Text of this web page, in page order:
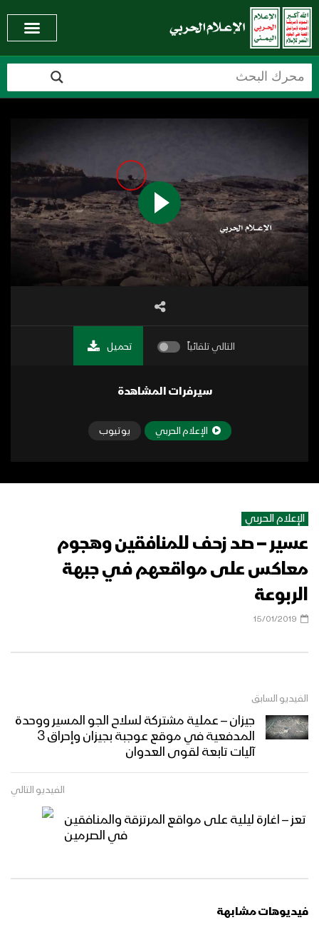
التالي تلقائياً تحميل
سيرفرات المشاهدة
الإعلام الحربي يوتيوب
الإعلام الحربي
عسير – صد زحف للمنافقين وهجوم
معاكس على مواقعهم في جبهة
الربوعة
15/01/2019
الفيديو السابق
جيزان – عملية مشتركة لسلاح الجو المسير ووحدة
المدفعية في موقع عوجبة بجيزان وإحراق 3
آليات تابعة لقوى العدوان
الفيديو التالي
تعز – اغارة ليلية على مواقع المرتزقة والمنافقين
في الصرمين
فيديوهات مشابهة